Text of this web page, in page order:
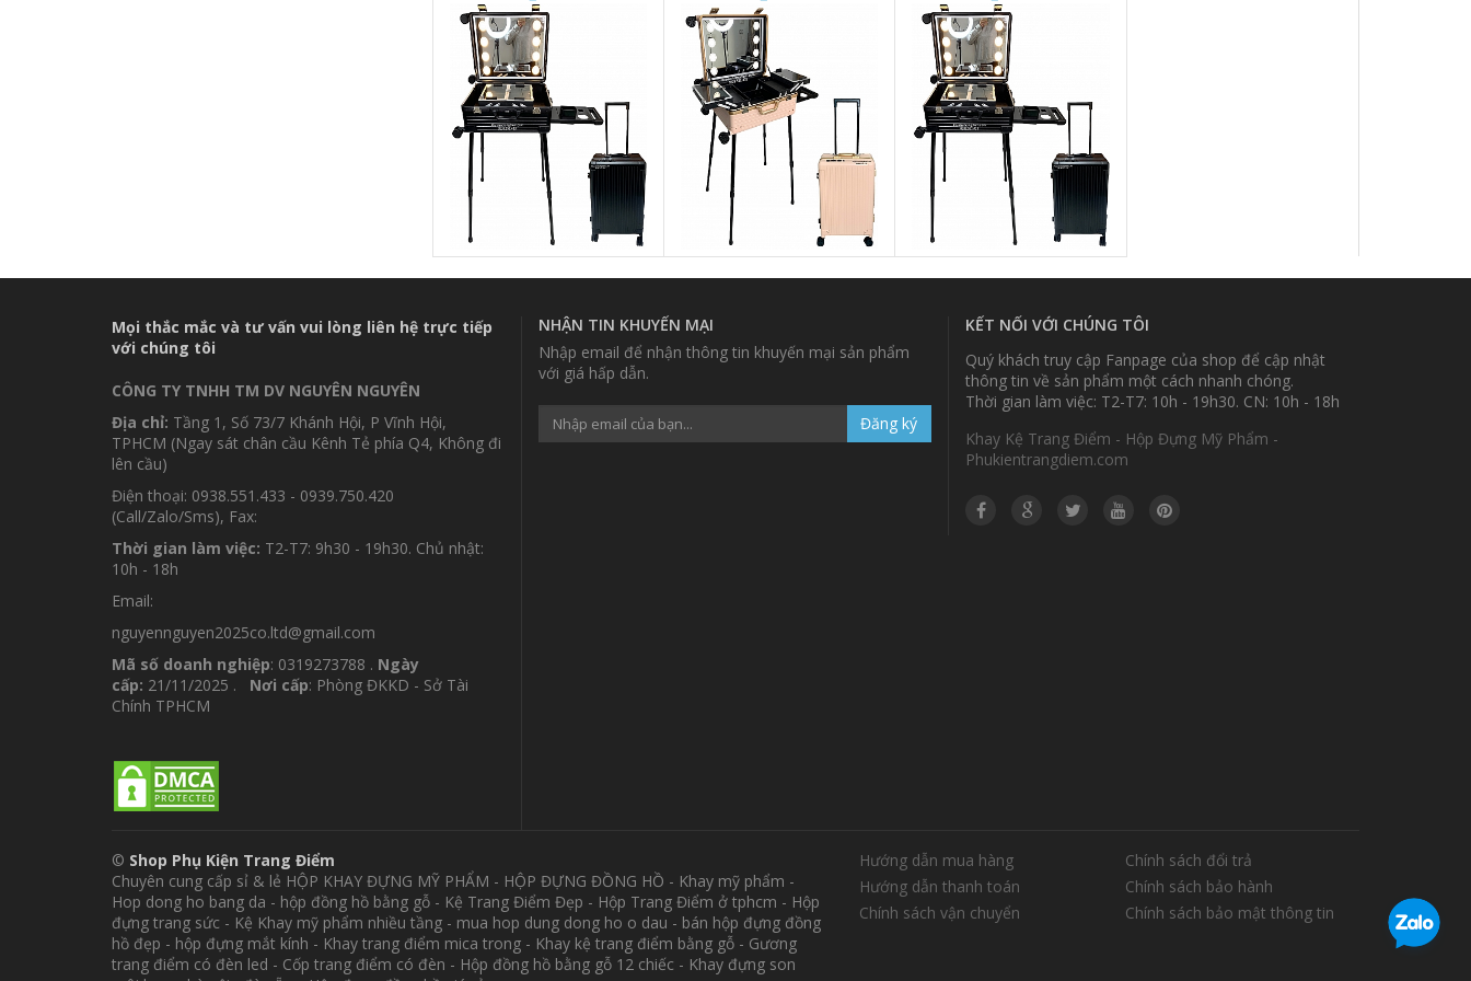
VIỀN NHÔM [MÀU ĐEN] PC7
- CD8BD
NHÔM [MÀU HỒNG] PC7 -
CD8BH
ĐEN] PC7 - CD8DN
Mọi thắc mắc và tư vấn vui lòng liên hệ trực tiếp
với chúng tôi
CÔNG TY TNHH TM DV NGUYÊN NGUYÊN
Địa chỉ: Tầng 1, Số 73/7 Khánh Hội, P Vĩnh Hội,
TPHCM (Ngay sát chân cầu Kênh Tẻ phía Q4, Không đi
lên cầu)
Điện thoại: 0938.551.433 - 0939.750.420
(Call/Zalo/Sms), Fax:
Thời gian làm việc: T2-T7: 9h30 - 19h30. Chủ nhật:
10h - 18h
Email:
nguyennguyen2025co.ltd@gmail.com
Mã số doanh nghiệp: 0319273788 . Ngày
cấp: 21/11/2025 . Nơi cấp: Phòng ĐKKD - Sở Tài
Chính TPHCM
NHẬN TIN KHUYẾN MẠI
Nhập email để nhận thông tin khuyến mại sản phẩm
với giá hấp dẫn.
Đăng ký
KẾT NỐI VỚI CHÚNG TÔI
Quý khách truy cập Fanpage của shop để cập nhật
thông tin về sản phẩm một cách nhanh chóng.
Thời gian làm việc: T2-T7: 10h - 19h30. CN: 10h - 18h
Khay Kệ Trang Điểm - Hộp Đựng Mỹ Phẩm -
Phukientrangdiem.com
© Shop Phụ Kiện Trang Điểm
Chuyên cung cấp sỉ & lẻ HỘP KHAY ĐỰNG MỸ PHẨM - HỘP ĐỰNG ĐỒNG HỒ - Khay mỹ phẩm -
Hop dong ho bang da - hộp đồng hồ bằng gỗ - Kệ Trang Điểm Đẹp - Hộp Trang Điểm ở tphcm - Hộp
đựng trang sức - Kệ Khay mỹ phẩm nhiều tầng - mua hop dung dong ho o dau - bán hộp đựng đồng
hồ đẹp - hộp đựng mắt kính - Khay trang điểm mica trong - Khay kệ trang điểm bằng gỗ - Gương
trang điểm có đèn led - Cốp trang điểm có đèn - Hộp đồng hồ bằng gỗ 12 chiếc - Khay đựng son
Hướng dẫn mua hàng
Hướng dẫn thanh toán
Chính sách vận chuyển
Chính sách đổi trả
Chính sách bảo hành
Chính sách bảo mật thông tin